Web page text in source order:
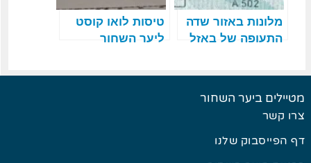
מלונות באזור שדה
התעופה של באזל
טיסות לואו קוסט
ליער השחור
מטיילים ביער השחור
צרו קשר
דף הפייסבוק שלנו